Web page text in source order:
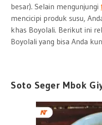
besar). Selain mengunjungi
mencicipi produk susu,
khas Boyolali. Berikut ini
Boyolali yang bisa Anda
Soto Seger Mbok